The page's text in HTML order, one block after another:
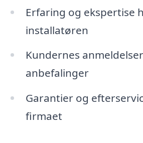
Erfaring og ekspertise
installatøren
Kundernes
anbefalinger
Garantier og
firmaet